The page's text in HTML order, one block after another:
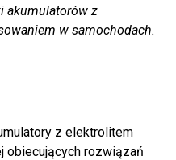
akumulatorów z
w samochodach.
z elektrolitem
obiecujących rozwiązań